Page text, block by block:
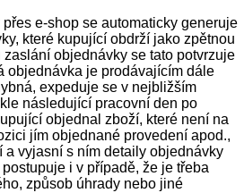
e-shop se automaticky generuje
které kupující obdrží jako zpětnou
objednávky se tato potvrzuje
objednávka je prodávajícím dále
expeduje se v nejbližším
následující pracovní den po
objednal zboží, které není na
jím objednané provedení apod.,
a vyjasní s ním detaily objednávky
i v případě, že je třeba
způsob úhrady nebo jiné